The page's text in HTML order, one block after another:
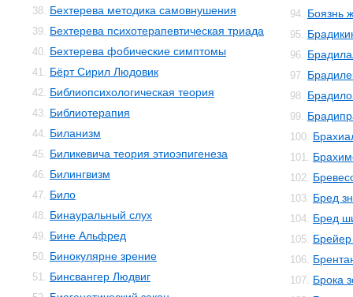
38. Бехтерева методика самовнушения
39. Бехтерева психотерапевтическая триада
40. Бехтерева фобические симптомы
41. Бёрт Сирил Людовик
42. Библиопсихологическая теория
43. Библиотерапия
44. Биланизм
45. Биликевича теория этиоэпигенеза
46. Билингвизм
47. Било
48. Бинауральный слух
49. Бине Альфред
50. Бинокулярне зрение
51. Бинсвангер Людвиг
94. Боязнь
95.
96.
97.
98.
99.
100.
101.
102.
103. Бред
104. Бред
105.
106.
107. Брока